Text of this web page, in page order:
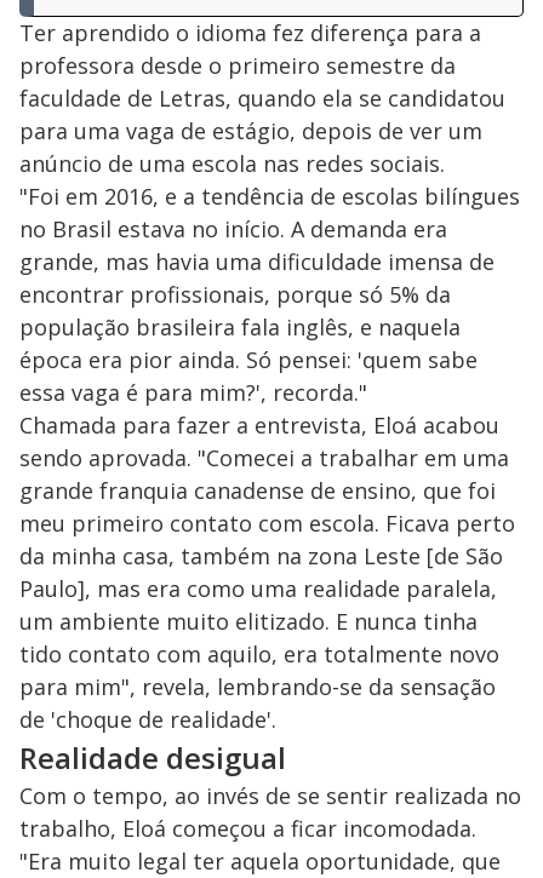
Ter aprendido o idioma fez diferença para a
professora desde o primeiro semestre da
faculdade de Letras, quando ela se candidatou
para uma vaga de estágio, depois de ver um
anúncio de uma escola nas redes sociais.
"Foi em 2016, e a tendência de escolas bilíngues
no Brasil estava no início. A demanda era
grande, mas havia uma dificuldade imensa de
encontrar profissionais, porque só 5% da
população brasileira fala inglês, e naquela
época era pior ainda. Só pensei: 'quem sabe
essa vaga é para mim?', recorda."
Chamada para fazer a entrevista, Eloá acabou
sendo aprovada. "Comecei a trabalhar em uma
grande franquia canadense de ensino, que foi
meu primeiro contato com escola. Ficava perto
da minha casa, também na zona Leste [de São
Paulo], mas era como uma realidade paralela,
um ambiente muito elitizado. E nunca tinha
tido contato com aquilo, era totalmente novo
para mim", revela, lembrando-se da sensação
de 'choque de realidade'.
Realidade desigual
Com o tempo, ao invés de se sentir realizada no
trabalho, Eloá começou a ficar incomodada.
"Era muito legal ter aquela oportunidade, que